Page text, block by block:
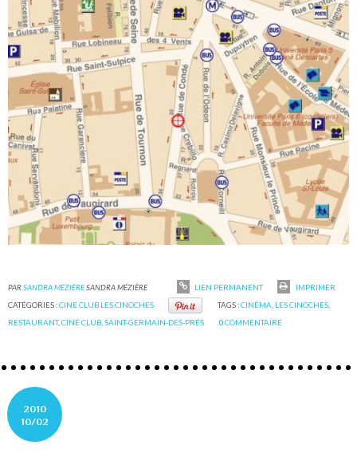
PARSANDRA MÉZIÈRESANDRA MÉZIÈRE LIEN PERMANENT
IMPRIMER
CATÉGORIES :CINE CLUB LES CINOCHES TAGS :CINÉMA LES CINOCHES,
RESTAURANT,CINÉ CLUB ,SAINT-GERMAIN-DES-PRÉS 0COMMENTAIRE
2010
10/02